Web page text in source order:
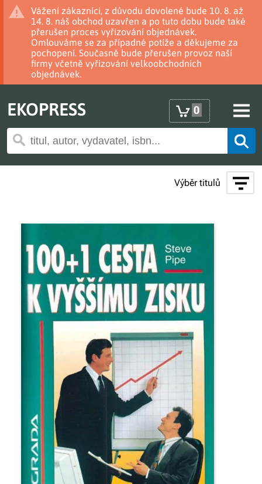
Vážení zákazníci, z důvodu dovolené bude 10. 8. až
14. 8. náš obchod uzavřen a po tuto dobu bude také
přerušen proces vyřizování objednávek.
Omlouváme se za případné potíže a děkujeme za
pochopení. Současně bude přerušen provoz naší
firmy včetně vyřizování velkoobchodních
objednávek.
EKOPRESS 0
Výběr titulů